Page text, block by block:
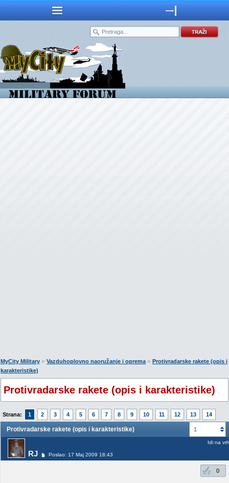
MyCity Military » Vazduhoplovno naoružanje i oprema» Protivradarske rakete (opis i
karakteristike)
Protivradarske rakete (opis i karakteristike)
Strana: 1 2 3 4 5 6 7 8 9 10 11 12 13 14
1
Protivradarske rakete (opis i karakteristike)
RJ Poslao: 17 Maj 2009 18:43
Idi na vrh
0